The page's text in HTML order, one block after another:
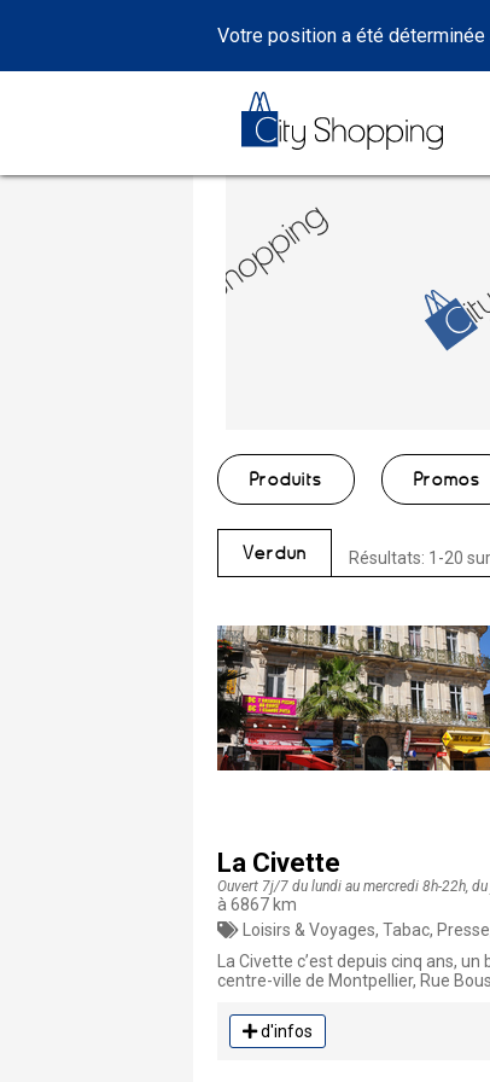
Votre position a été
Produits Promos
Verdun Résultats: 1-20
La Civette
Ouvert 7j/7 du lundi au mercredi 8h-22h,
à 6867 km
Loisirs & Voyages, Tabac,
La Civette c’est depuis cinq ans,
centre-ville de Montpellier, Rue
d'infos